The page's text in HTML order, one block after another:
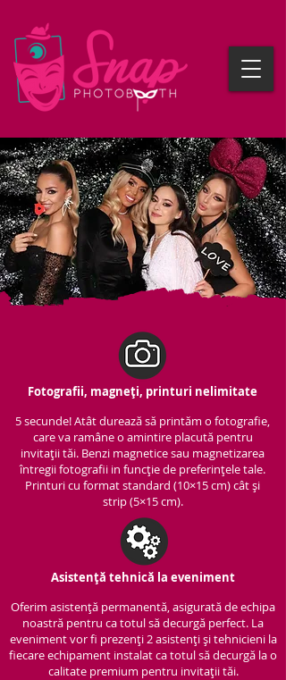
Fotografii, magneți, printuri nelimitate
5 secunde! Atât durează să printăm o fotografie,
care va ramâne o amintire placută pentru
invitații tăi. Benzi magnetice sau magnetizarea
întregii fotografii in funcție de preferințele tale.
Printuri cu format standard (10×15 cm) cât și
strip (5×15 cm).
Asistență tehnică la eveniment
Oferim asistență permanentă, asigurată de echipa
noastră pentru ca totul să decurgă perfect. La
eveniment vor fi prezenți 2 asistenți și tehnicieni la
fiecare echipament instalat ca totul să decurgă la o
calitate premium pentru invitații tăi.